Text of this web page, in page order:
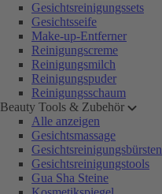
Gesichtsreinigungssets
Gesichtsseife
Make-up-Entferner
Reinigungscreme
Reinigungsmilch
Reinigungspuder
Reinigungsschaum
Beauty Tools & Zubehör
Alle anzeigen
Gesichtsmassage
Gesichtsreinigungsbürsten
Gesichtsreinigungstools
Gua Sha Steine